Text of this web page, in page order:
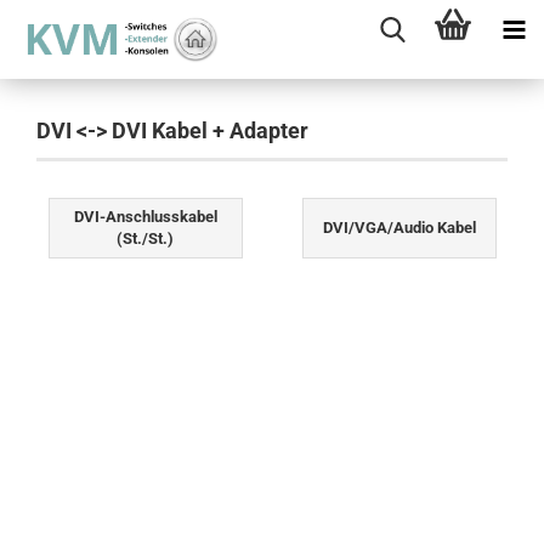
DVI <-> DVI Kabel + Adapter
DVI-Anschlusskabel
(St./St.)
DVI/VGA/Audio Kabel